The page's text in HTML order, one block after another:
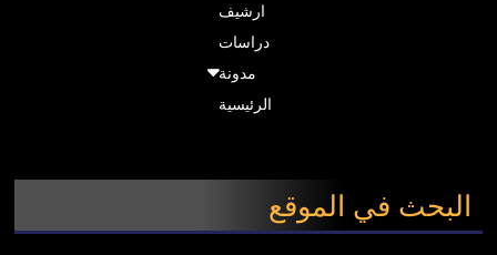
ارشيف
دراسات
مدونة
الرئيسية
البحث في الموقع